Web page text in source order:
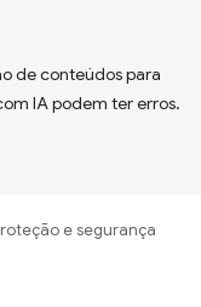
de conteúdos para
IA podem ter erros.
e segurança